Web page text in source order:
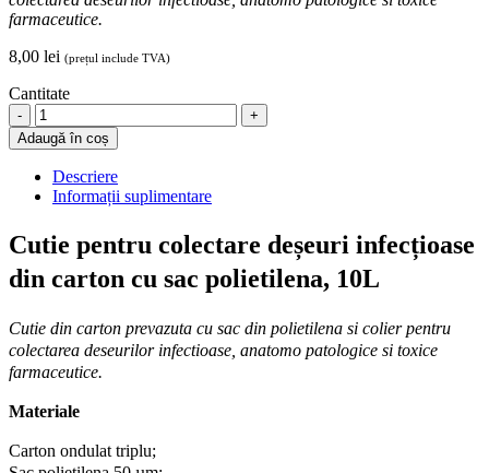
farmaceutice.
8,00 lei (prețul include TVA)
Cantitate
Cutie
pentru
colectare
deșeuri
infecțioase
din
cu
polietilena,
1buc
quantity
Adaugă în coș
Descriere
Informații suplimentare
Cutie pentru colectare deșeuri infecțioase
din carton cu sac polietilena, 10L
Cutie din carton prevazuta cu sac din polietilena si colier pentru
colectarea deseurilor infectioase, anatomo patologice si toxice
farmaceutice.
Materiale
Carton ondulat triplu;